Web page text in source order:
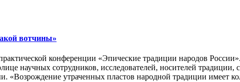
вотчины»
конференции «Эпические традиции народов
научных сотрудников, исследователей, носителей
«Возрождение утраченных пластов народной традиции имеет